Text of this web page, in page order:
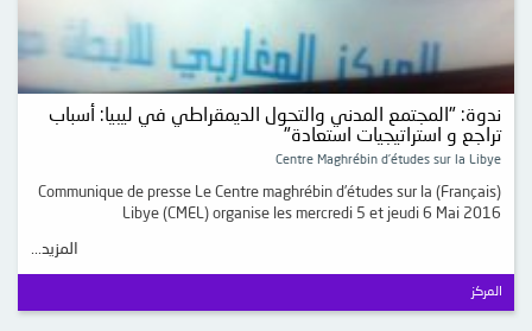
ندوة: "المجتمع المدني والتحول الديمقراطي في ليبيا: أسباب
تراجع و استراتيجيات استعادة"
Centre Maghrébin d’études sur la Libye
(Français) Communique de presse Le Centre maghrébin d’études sur la
Libye (CMEL) organise les mercredi 5 et jeudi 6 Mai 2016
المزيد...
المركز